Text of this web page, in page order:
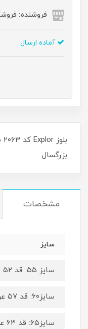
فروشنده:
آماده ارسال
بزرگسال
مشخصات
سایز
سایز ۵۵: قد ۵۲ عرض ۴۴ استین ۴۶
سایز۶۰: قد ۵۷ عرض ۴۸ آستین ۵۲
سایز۶۵: قد ۶۳ عرض ۴۹ آستین ۵۴